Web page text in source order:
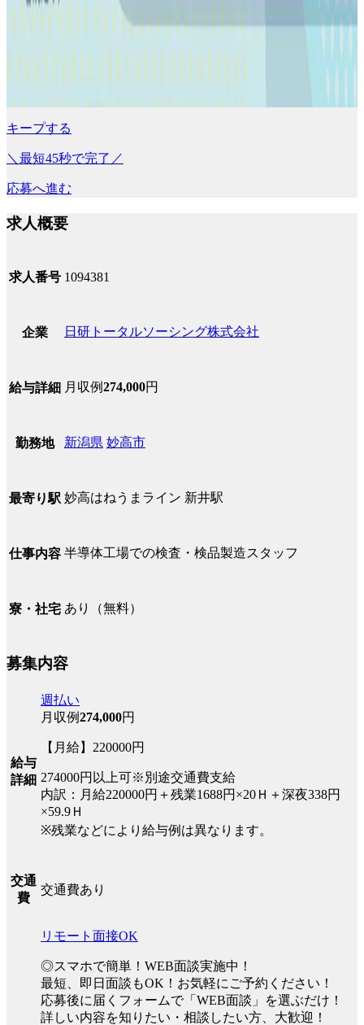
キープする
＼最短45秒で完了／
応募へ進む
求人概要
求人番号 1094381
企業 日研トータルソーシング株式会社
給与詳細 月収例274,000円
勤務地 新潟県 妙高市
最寄り駅 妙高はねうまライン 新井駅
仕事内容 半導体工場での検査・検品製造スタッフ
寮・社宅 あり（無料）
募集内容
給与
詳細
週払い
月収例274,000円
【月給】220000円
274000円以上可※別途交通費支給
内訳：月給220000円＋残業1688円×20Ｈ＋深夜338円
×59.9Ｈ
※残業などにより給与例は異なります。
交通
費
交通費あり
リモート面接OK
◎スマホで簡単！WEB面談実施中！
最短、即日面談もOK！お気軽にご予約ください！
応募後に届くフォームで「WEB面談」を選ぶだけ！
詳しい内容を知りたい・相談したい方、大歓迎！